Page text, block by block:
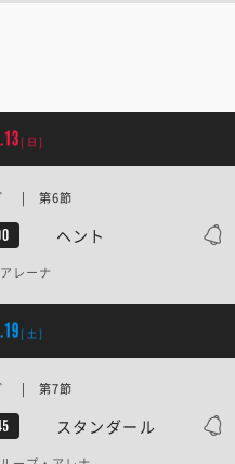
[日]
ヘント
グ | 第6節
レーナ
[土]
スタンダール
グ | 第7節